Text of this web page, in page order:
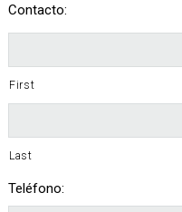
Contacto:
First
Last
Teléfono: